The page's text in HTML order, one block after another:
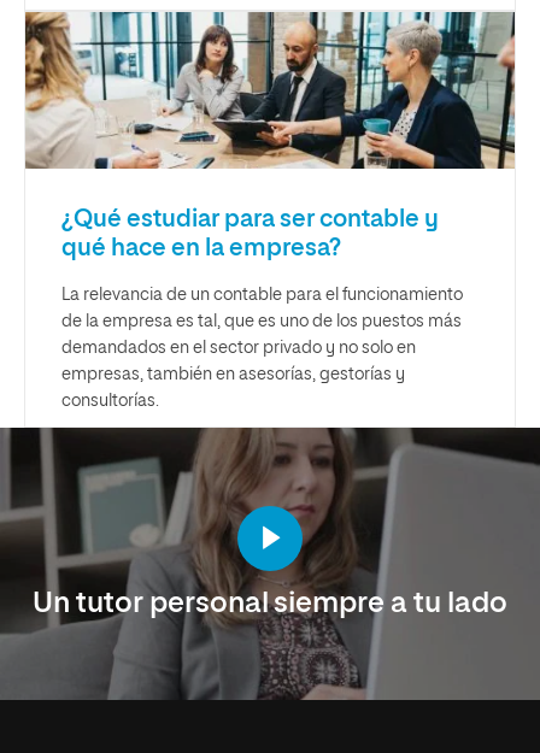
¿Qué estudiar para ser contable y
qué hace en la empresa?
La relevancia de un contable para el funcionamiento
de la empresa es tal, que es uno de los puestos más
demandados en el sector privado y no solo en
empresas, también en asesorías, gestorías y
consultorías.
Un tutor personal siempre a tu lado